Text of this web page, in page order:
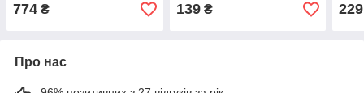
774 ₴ 139₴ 229
Про нас